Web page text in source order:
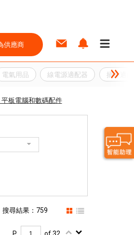
供應商
電氣用品 線電源適配器 插件適
板電腦和數碼配件
搜尋結果：759